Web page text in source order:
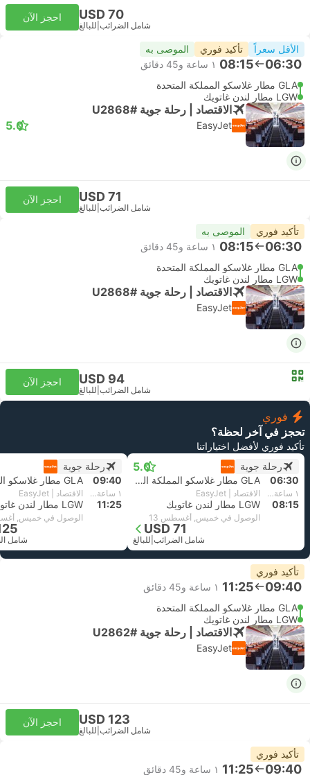
USD 70
شامل الضرائب للبالغ
احجز الآن
الأقل سعراً تأكيد فوري الموصى به
06:30
08:15 ١ ساعة و‫45 دقائق
GLA مطار غلاسكو المملكة المتحدة
LGW مطار لندن غاتويك
الاقتصاد | رحلة جوية #U2868
EasyJet
5.0
USD 71
شامل الضرائب للبالغ
احجز الآن
تأكيد فوري الموصى به
06:30
08:15 ١ ساعة و‫45 دقائق
GLA مطار غلاسكو المملكة المتحدة
LGW مطار لندن غاتويك
الاقتصاد | رحلة جوية #U2868
EasyJet
USD 94
شامل الضرائب للبالغ
احجز الآن
فوري
تحجز في آخر لحظة؟
تأكيد فوري لأفضل اختياراتنا
رحلة جوية
5.0
06:30 GLA مطار غلاسكو المملكة المتحدة
١ ساعة و‫45 دقائق الاقتصاد | EasyJet
08:15 LGW مطار لندن غاتويك
الوصول في خميس, أغسطس 13
USD 71
شامل الضرائب للبالغ
رحلة جوية
09:40
١ ساعة و‫45 دقائق الاقتصاد | EasyJet
11:25 LGW مطار لندن غاتويك
الوصول في خميس,
شامل
تأكيد فوري
09:40
11:25 ١ ساعة و‫45 دقائق
GLA مطار غلاسكو المملكة المتحدة
LGW مطار لندن غاتويك
الاقتصاد | رحلة جوية #U2862
EasyJet
USD 123
شامل الضرائب للبالغ
احجز الآن
تأكيد فوري
09:40
11:25 ١ ساعة و‫45 دقائق